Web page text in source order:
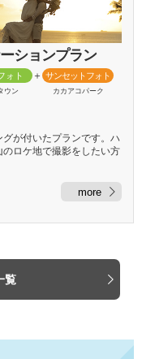
ションプラン
ォト
ウン
＋ サンセットフォト
カカアコパーク
が付いたプランです。ハ
ロケ地で撮影をしたい方
more
覧